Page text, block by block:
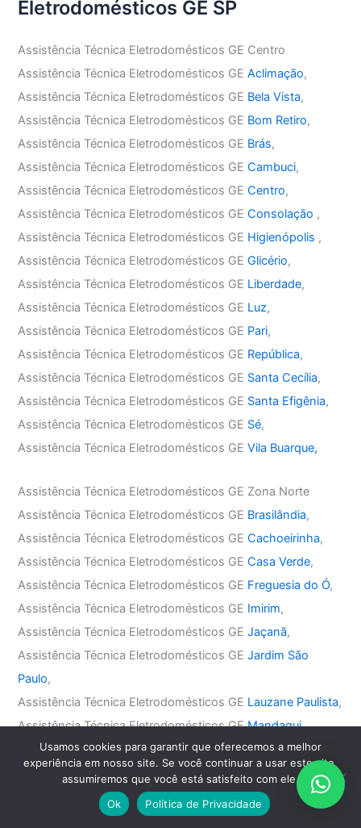
Eletrodomésticos GE SP
Assistência Técnica Eletrodomésticos GE Centro
Assistência Técnica Eletrodomésticos GEAclimação,
Assistência Técnica Eletrodomésticos GE Bela Vista,
Assistência Técnica Eletrodomésticos GE Bom Retiro,
Assistência Técnica Eletrodomésticos GE Brás,
Assistência Técnica Eletrodomésticos GECambuci,
Assistência Técnica Eletrodomésticos GECentro,
Assistência Técnica Eletrodomésticos GEConsolação ,
Assistência Técnica Eletrodomésticos GE Higienópolis ,
Assistência Técnica Eletrodomésticos GEGlicério,
Assistência Técnica Eletrodomésticos GE Liberdade,
Assistência Técnica Eletrodomésticos GE Luz,
Assistência Técnica Eletrodomésticos GE Pari,
Assistência Técnica Eletrodomésticos GE República,
Assistência Técnica Eletrodomésticos GE Santa Cecília,
Assistência Técnica Eletrodomésticos GE Santa Efigênia,
Assistência Técnica Eletrodomésticos GE Sé,
Assistência Técnica Eletrodomésticos GEVila Buarque,
Assistência Técnica Eletrodomésticos GE Zona Norte
Assistência Técnica Eletrodomésticos GE Brasilândia,
Assistência Técnica Eletrodomésticos GECachoeirinha,
Assistência Técnica Eletrodomésticos GECasa Verde,
Assistência Técnica Eletrodomésticos GE Freguesia do Ó,
Assistência Técnica Eletrodomésticos GE Imirim,
Assistência Técnica Eletrodomésticos GEJaçanã,
Assistência Técnica Eletrodomésticos GEJardim São
Paulo,
Assistência Técnica Eletrodomésticos GE Lauzane Paulista,
Assistência Técnica Eletrodomésticos GEMandaqui,
Assistência Técnica Eletrodomésticos GESantana,
Assistência Técnica Eletrodomésticos GE
Tremembé
Assistência Técnica Eletrodomésticos GETucuruvi
Assistência Técnica Eletrodomésticos GEVila Guilherme
Usamos cookies para garantir que oferecemos a melhor
experiência em nosso site. Se você continuar a usar este site,
assumiremos que você está satisfeito com ele.
Ok
Política de Privacidade